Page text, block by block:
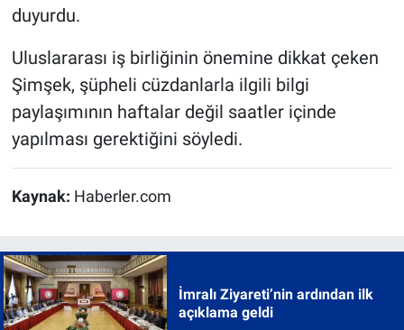
duyurdu.
Uluslararası iş birliğinin önemine dikkat çeken
Şimşek, şüpheli cüzdanlarla ilgili bilgi
paylaşımının haftalar değil saatler içinde
yapılması gerektiğini söyledi.
Kaynak: Haberler.com
İmralı Ziyareti’nin ardından ilk
açıklama geldi